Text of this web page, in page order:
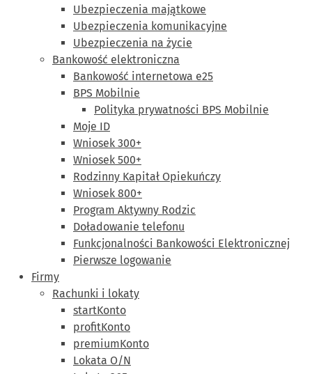
Ubezpieczenia majątkowe
Ubezpieczenia komunikacyjne
Ubezpieczenia na życie
Bankowość elektroniczna
Bankowość internetowa e25
BPS Mobilnie
Polityka prywatności BPS Mobilnie
Moje ID
Wniosek 300+
Wniosek 500+
Rodzinny Kapitał Opiekuńczy
Wniosek 800+
Program Aktywny Rodzic
Doładowanie telefonu
Funkcjonalności Bankowości Elektronicznej
Pierwsze logowanie
Firmy
Rachunki i lokaty
startKonto
profitKonto
premiumKonto
Lokata O/N